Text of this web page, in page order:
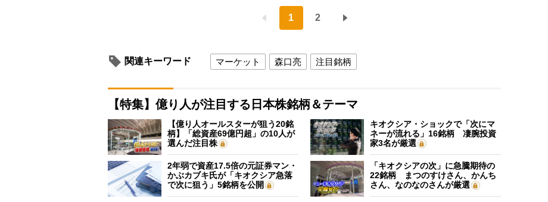
1 2
関連キーワード マーケット 森口亮 注目銘柄
【特集】億り人が注目する日本株銘柄＆テーマ
【億り人オールスターが狙う20銘
柄】「総資産69億円超」の10人が
選んだ注目株
キオクシア・ショックで「次にマ
ネーが流れる」16銘柄 凄腕投資
家3名が厳選
2年弱で資産17.5倍の元証券マン・
かぶカブキ氏が「キオクシア急落
で次に狙う」5銘柄を公開
「キオクシアの次」に急騰期待の
22銘柄 まつのすけさん、かんち
さん、なのなのさんが厳選